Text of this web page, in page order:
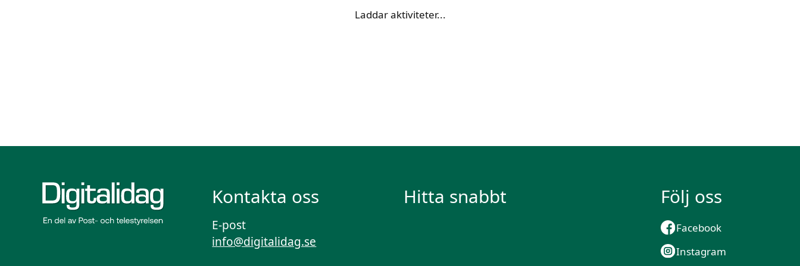
Laddar aktiviteter...
Kontakta oss
E-post
info@digitalidag.se
Hitta snabbt Följ oss
Facebook
Instagram